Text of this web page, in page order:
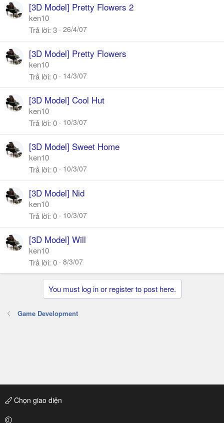
[3D Model] Pretty Flowers 2
ken10
Trả lời 3 26/4/07
[3D Model] Pretty Flowers
ken10
Trả lời 0 14/3/07
[3D Model] Cool Hut
ken10
Trả lời 0 10/3/07
[3D Model] Sweet Home
ken10
Trả lời 0 10/3/07
[3D Model] Nid
ken10
Trả lời 0 10/3/07
[3D Model] Will
ken10
Trả lời 0 8/3/07
You must log in or register to post here.
Game Development
Chọn giao diện